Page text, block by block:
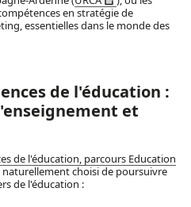
en stratégie de
essentielles dans le monde des
de l'éducation :
et
de l'éducation, parcours Education
choisi de poursuivre
de l'éducation :